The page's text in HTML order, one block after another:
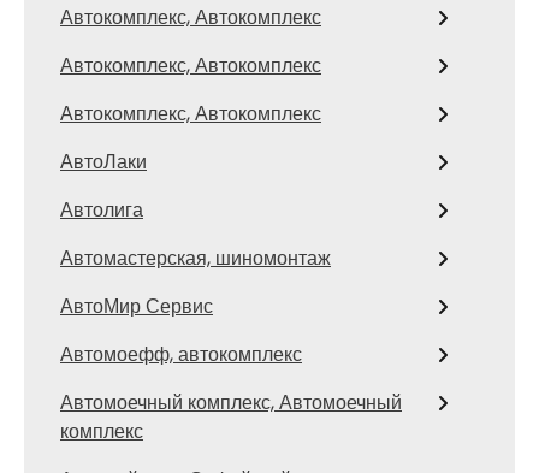
Автокомплекс, Автокомплекс
Автокомплекс, Автокомплекс
Автокомплекс, Автокомплекс
АвтоЛаки
Автолига
Автомастерская, шиномонтаж
АвтоМир Сервис
Автомоефф, автокомплекс
Автомоечный комплекс, Автомоечный
комплекс